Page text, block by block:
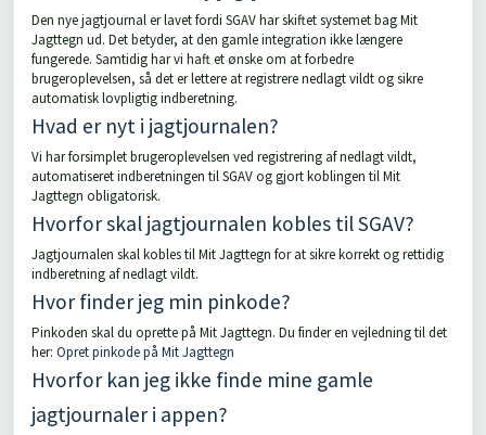
Den nye jagtjournal er lavet fordi SGAV har skiftet systemet bag Mit
Jagttegn ud. Det betyder, at den gamle integration ikke længere
fungerede. Samtidig har vi haft et ønske om at forbedre
brugeroplevelsen, så det er lettere at registrere nedlagt vildt og sikre
automatisk lovpligtig indberetning.
Hvad er nyt i jagtjournalen?
Vi har forsimplet brugeroplevelsen ved registrering af nedlagt vildt,
automatiseret indberetningen til SGAV og gjort koblingen til Mit
Jagttegn obligatorisk.
Hvorfor skal jagtjournalen kobles til SGAV?
Jagtjournalen skal kobles til Mit Jagttegn for at sikre korrekt og rettidig
indberetning af nedlagt vildt.
Hvor finder jeg min pinkode?
Pinkoden skal du oprette på Mit Jagttegn. Du finder en vejledning til det
her: Opret pinkode på Mit Jagttegn
Hvorfor kan jeg ikke finde mine gamle
jagtjournaler i appen?